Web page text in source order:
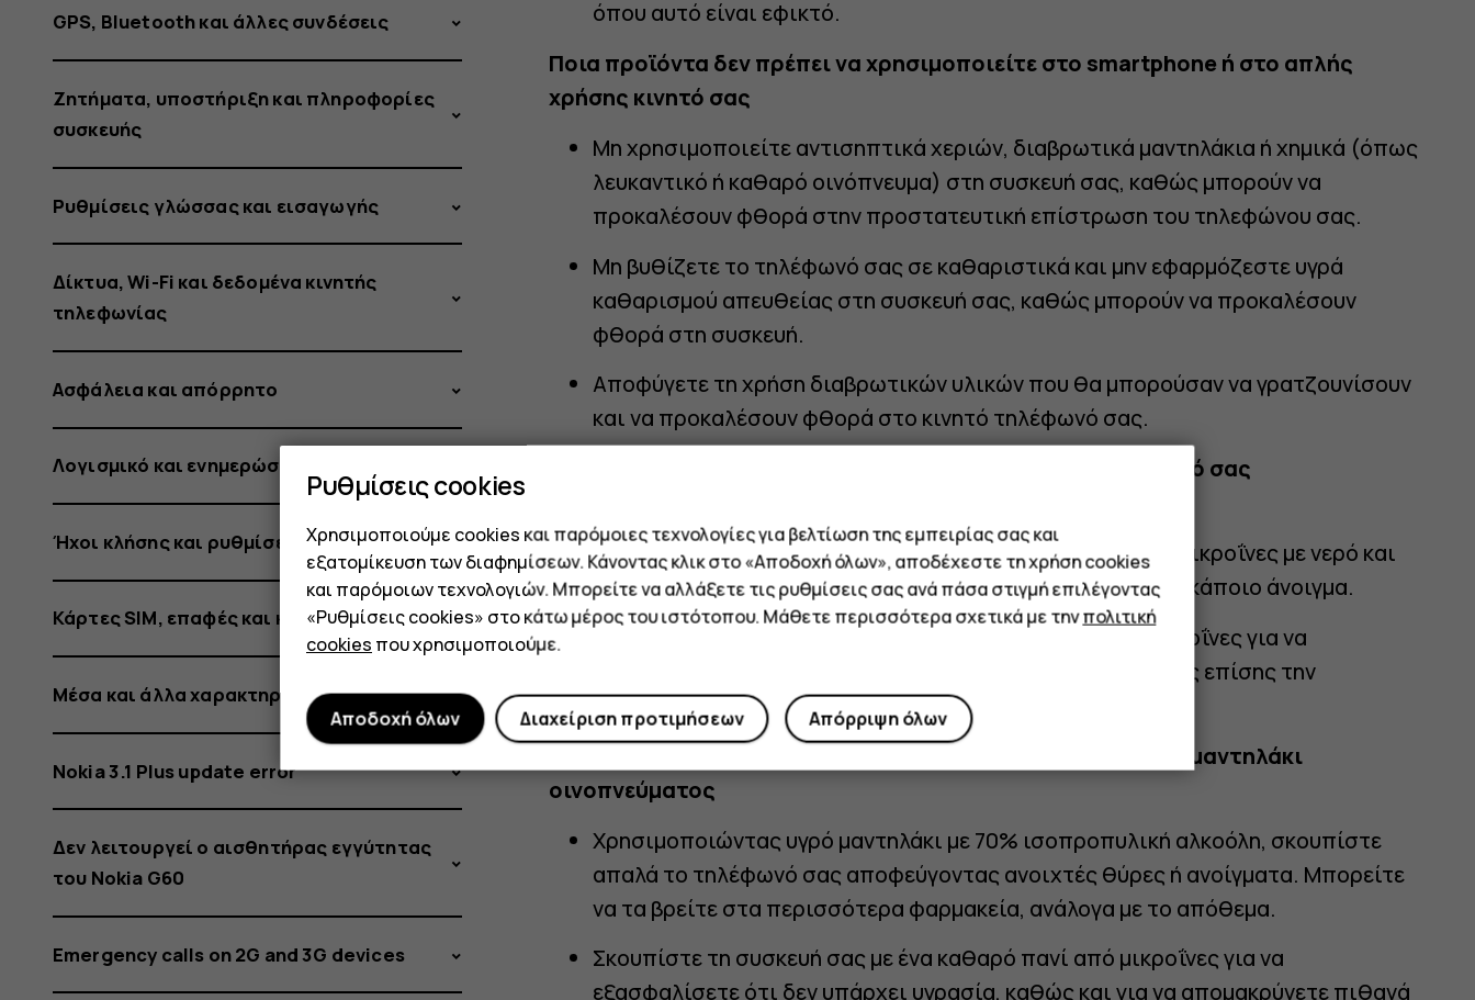
ασφάλεια
το
κινητό
τηλέφωνο
Nokia
ή
HMD
που
GPS, Bluetooth και άλλες συνδέσεις
Ζητήματα, υποστήριξη και πληροφορίες
συσκευής
Ρυθμίσεις γλώσσας και εισαγωγής
Δίκτυα, Wi-Fi και δεδομένα κινητής
τηλεφωνίας
Ασφάλεια και απόρρητο
Λογισμικό και ενημερώσεις
Ήχοι κλήσης και ρυθμίσεις εξατομίκευσης
Κάρτες SIM, επαφές και κλήσεις
Μέσα και άλλα χαρακτηριστικά
Nokia 3.1 Plus update error
Δεν λειτουργεί ο αισθητήρας εγγύτητας
του Nokia G60
Emergency calls on 2G and 3G devices
όπου αυτό είναι εφικτό.
Ποια προϊόντα δεν πρέπει να χρησιμοποιείτε στο smartphone ή στο απλής
χρήσης κινητό σας
Μη χρησιμοποιείτε αντισηπτικά χεριών, διαβρωτικά μαντηλάκια ή χημικά (όπως
λευκαντικό ή καθαρό οινόπνευμα) στη συσκευή σας, καθώς μπορούν να
προκαλέσουν φθορά στην προστατευτική επίστρωση του τηλεφώνου σας.
Μη βυθίζετε το τηλέφωνό σας σε καθαριστικά και μην εφαρμόζεστε υγρά
καθαρισμού απευθείας στη συσκευή σας, καθώς μπορούν να προκαλέσουν
φθορά στη συσκευή.
Αποφύγετε τη χρήση διαβρωτικών υλικών που θα μπορούσαν να γρατζουνίσουν
και να προκαλέσουν φθορά στο κινητό τηλέφωνό σας.
Πώς να καθαρίσετε το smartphone ή το απλής χρήσης κινητό σας
Σκουπίστε απαλά το τηλέφωνό σας με ένα υγρό πανί από μικροΐνες με νερό και
σαπούνι χεριών, προσέχοντας να μην εισχωρήσει υγρό σε κάποιο άνοιγμα.
Στεγνώστε το τηλέφωνό σας με ένα καθαρό πανί από μικροΐνες για να
εξασφαλίσετε ότι δεν παραμένει υγρασία, διασφαλίζοντας επίσης την
απομάκρυνση πιθανών σημαδιών.
Πώς να απολυμάνετε και να καθαρίσετε με ασφάλεια με ένα μαντηλάκι
οινοπνεύματος
Χρησιμοποιώντας υγρό μαντηλάκι με 70% ισοπροπυλική αλκοόλη, σκουπίστε
απαλά το τηλέφωνό σας αποφεύγοντας ανοιχτές θύρες ή ανοίγματα. Μπορείτε
να τα βρείτε στα περισσότερα φαρμακεία, ανάλογα με το απόθεμα.
Σκουπίστε τη συσκευή σας με ένα καθαρό πανί από μικροΐνες για να
εξασφαλίσετε ότι δεν υπάρχει υγρασία, καθώς και για να απομακρύνετε πιθανά
Ρυθμίσεις cookies
Χρησιμοποιούμε cookies και παρόμοιες τεχνολογίες για βελτίωση της εμπειρίας σας και
εξατομίκευση των διαφημίσεων. Κάνοντας κλικ στο «Αποδοχή όλων», αποδέχεστε τη χρήση cookies
και παρόμοιων τεχνολογιών. Μπορείτε να αλλάξετε τις ρυθμίσεις σας ανά πάσα στιγμή επιλέγοντας
«Ρυθμίσεις cookies» στο κάτω μέρος του ιστότοπου. Μάθετε περισσότερα σχετικά με τηνπολιτική
cookies που χρησιμοποιούμε.
Απόρριψη όλων
Διαχείριση προτιμήσεων
Αποδοχή όλων